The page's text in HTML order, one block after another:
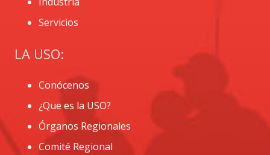
Servicios
LA USO:
Conócenos
¿Que es la USO?
Órganos Regionales
Comité Regional